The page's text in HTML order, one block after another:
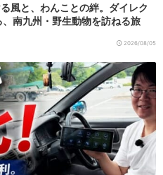
風と、わんことの絆。ダイレク
南九州・野生動物を訪ねる旅
2026/08/05